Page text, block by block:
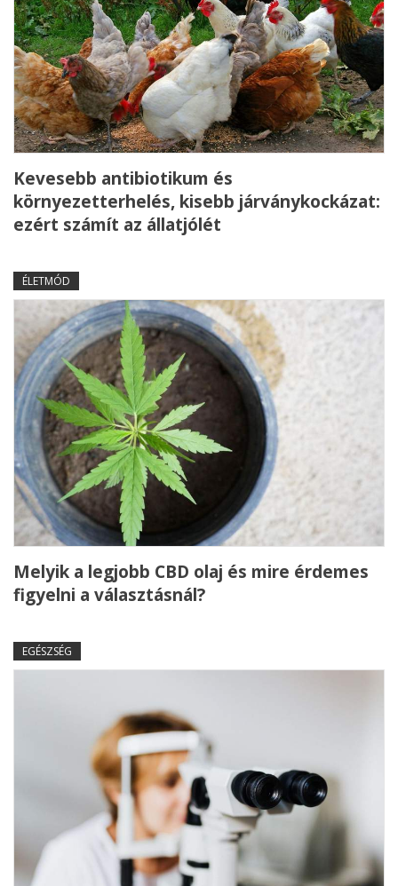
Kevesebb antibiotikum és
környezetterhelés, kisebb járványkockázat:
ezért számít az állatjólét
ÉLETMÓD
Melyik a legjobb CBD olaj és mire érdemes
figyelni a választásnál?
EGÉSZSÉG